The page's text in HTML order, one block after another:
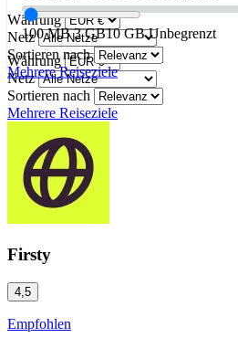
Währung
Netz
Sortieren nach
Mehrere Reiseziele
100 MB 3 GB10 GB Unbegrenzt
Währung
Netz
Sortieren nach
Mehrere Reiseziele
Firsty
4,5
Empfohlen